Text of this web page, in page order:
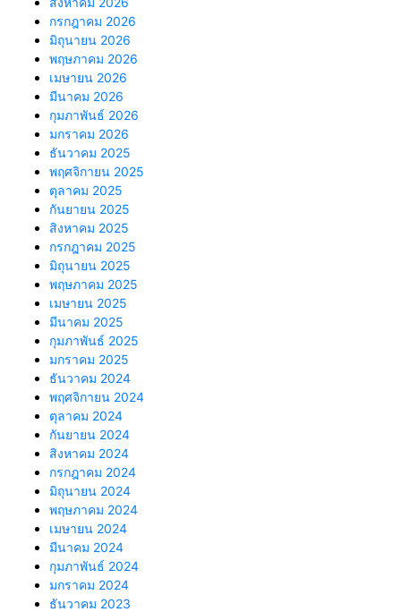
กรกฎาคม 2026
มิถุนายน 2026
พฤษภาคม 2026
เมษายน 2026
มีนาคม 2026
กุมภาพันธ์ 2026
มกราคม 2026
ธันวาคม 2025
พฤศจิกายน 2025
ตุลาคม 2025
กันยายน 2025
สิงหาคม 2025
กรกฎาคม 2025
มิถุนายน 2025
พฤษภาคม 2025
เมษายน 2025
มีนาคม 2025
กุมภาพันธ์ 2025
มกราคม 2025
ธันวาคม 2024
พฤศจิกายน 2024
ตุลาคม 2024
กันยายน 2024
สิงหาคม 2024
กรกฎาคม 2024
มิถุนายน 2024
พฤษภาคม 2024
เมษายน 2024
มีนาคม 2024
กุมภาพันธ์ 2024
มกราคม 2024
ธันวาคม 2023